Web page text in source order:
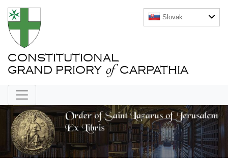
CONSTITUTIONAL
GRAND PRIORY of CARPATHIA
Slovak